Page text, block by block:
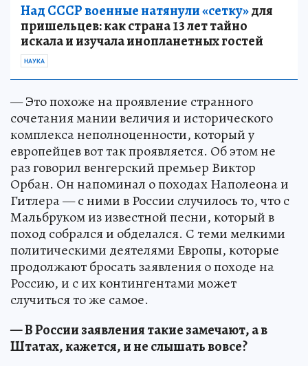
Над СССР военные натянули «сетку»для
пришельцев: как страна 13 лет тайно
искала и изучала инопланетных гостей
НАУКА
— Это похоже на проявление странного
сочетания мании величия и исторического
комплекса неполноценности, который у
европейцев вот так проявляется. Об этом не
раз говорил венгерский премьер Виктор
Орбан. Он напоминал о походах Наполеона и
Гитлера — с ними в России случилось то, что с
Мальбруком из известной песни, который в
поход собрался и обделался. С теми мелкими
политическими деятелями Европы, которые
продолжают бросать заявления о походе на
Россию, и с их контингентами может
случиться то же самое.
— В России заявления такие замечают, а в
Штатах, кажется, и не слышать вовсе?